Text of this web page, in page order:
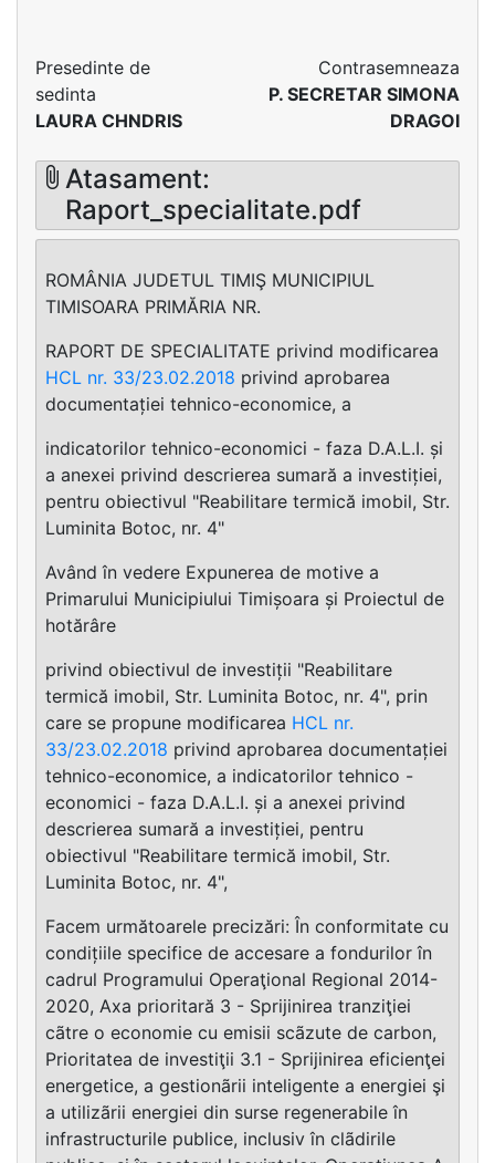
Presedinte de
sedinta
LAURA CHNDRIS
Contrasemneaza
P. SECRETAR SIMONA
DRAGOI
Atasament:
Raport_specialitate.pdf
ROMÂNIA JUDETUL TIMIŞ MUNICIPIUL
TIMISOARA PRIMĂRIA NR.
RAPORT DE SPECIALITATE privind modificarea
HCL nr. 33/23.02.2018 privind aprobarea
documentației tehnico-economice, a
indicatorilor tehnico-economici - faza D.A.L.I. și
a anexei privind descrierea sumară a investiției,
pentru obiectivul "Reabilitare termică imobil, Str.
Luminita Botoc, nr. 4"
Având în vedere Expunerea de motive a
Primarului Municipiului Timișoara și Proiectul de
hotărâre
privind obiectivul de investiții "Reabilitare
termică imobil, Str. Luminita Botoc, nr. 4", prin
care se propune modificarea HCL nr.
33/23.02.2018 privind aprobarea documentației
tehnico-economice, a indicatorilor tehnico -
economici - faza D.A.L.I. și a anexei privind
descrierea sumară a investiției, pentru
obiectivul "Reabilitare termică imobil, Str.
Luminita Botoc, nr. 4",
Facem următoarele precizări: În conformitate cu
condițiile specifice de accesare a fondurilor în
cadrul Programului Operaţional Regional 2014-
2020, Axa prioritară 3 - Sprijinirea tranziţiei
cãtre o economie cu emisii scãzute de carbon,
Prioritatea de investiţii 3.1 - Sprijinirea eficienţei
energetice, a gestionãrii inteligente a energiei şi
a utilizãrii energiei din surse regenerabile în
infrastructurile publice, inclusiv în clãdirile